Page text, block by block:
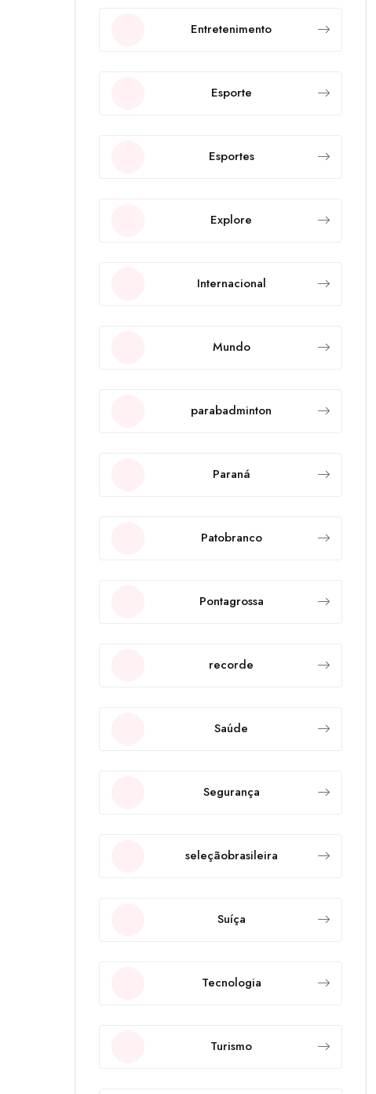
Entretenimento
Esporte
Esportes
Explore
Internacional
Mundo
parabadminton
Paraná
Patobranco
Pontagrossa
recorde
Saúde
Segurança
seleçãobrasileira
Suíça
Tecnologia
Turismo